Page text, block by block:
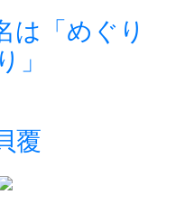
は「めぐり
」
覆